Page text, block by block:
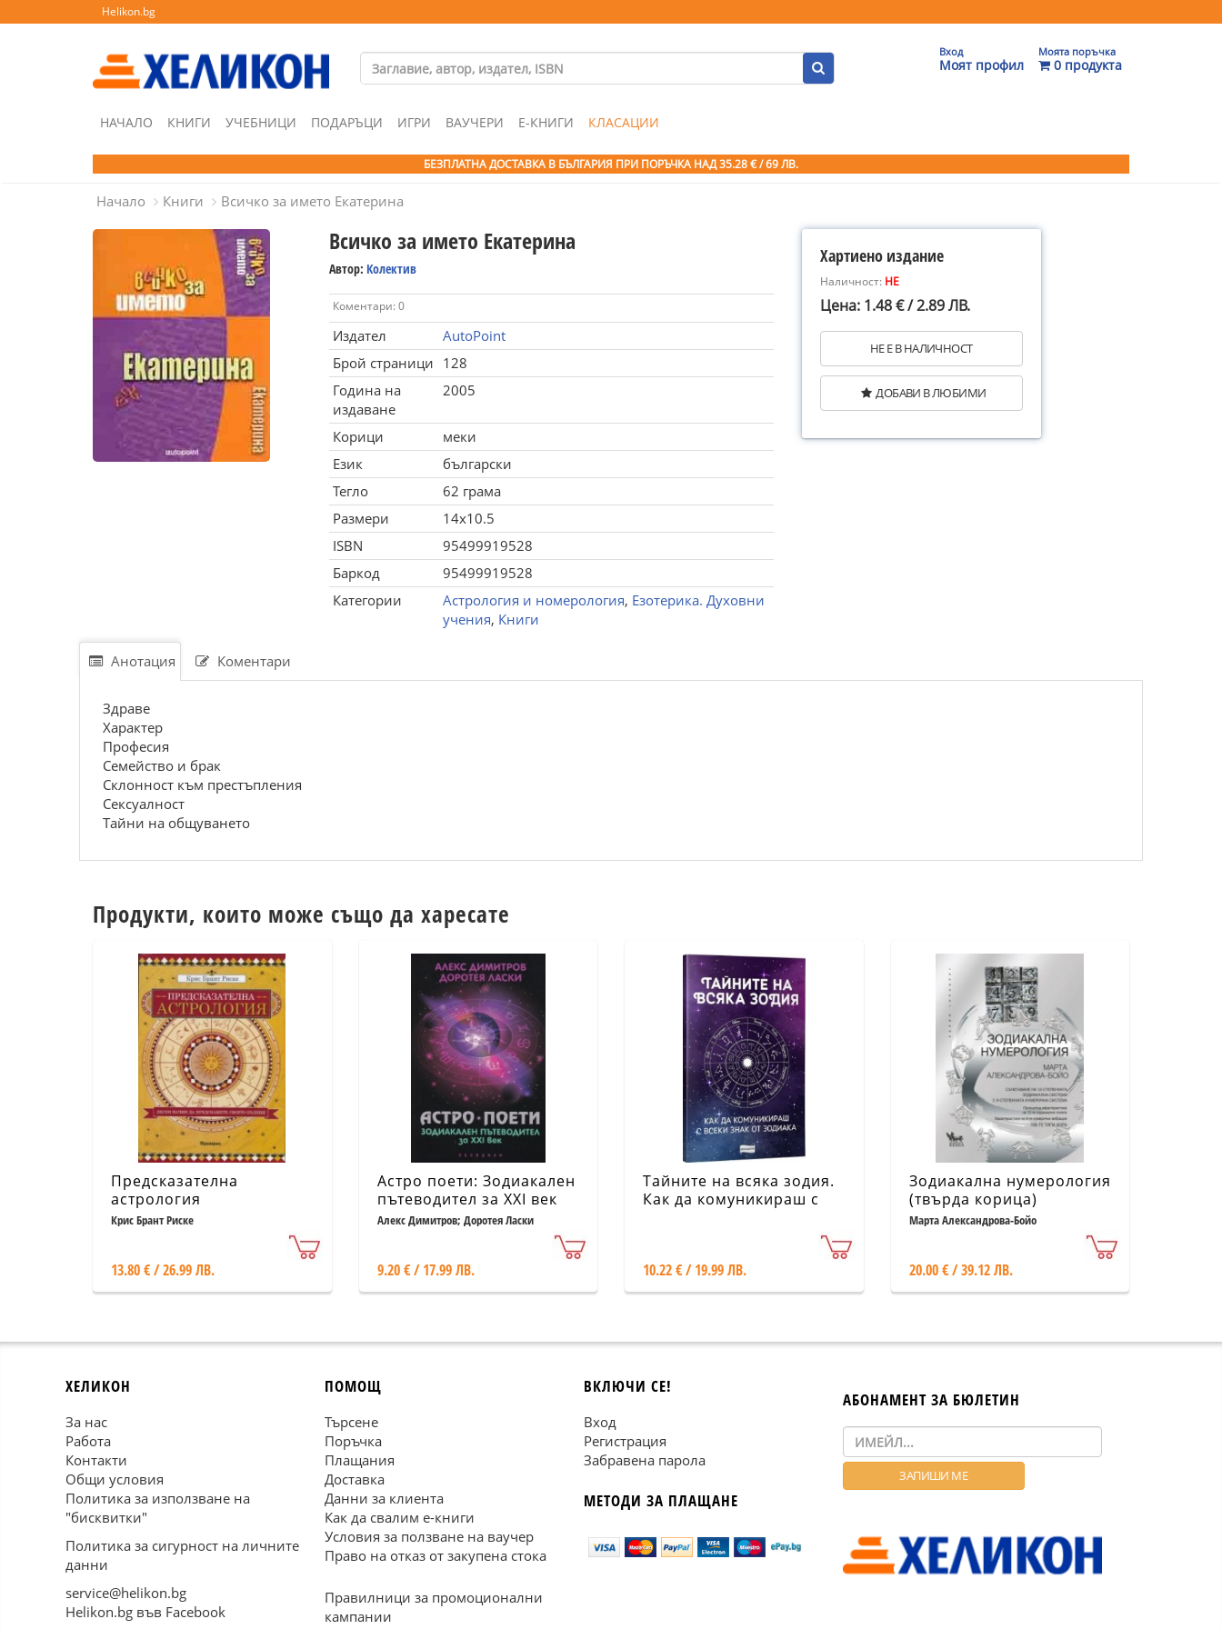
Helikon.bg
Вход
Моят профил
Моята поръчка
0 продукта
НАЧАЛО КНИГИ УЧЕБНИЦИ ПОДАРЪЦИ ИГРИ ВАУЧЕРИ Е-КНИГИ КЛАСАЦИИ
БЕЗПЛАТНА ДОСТАВКА В БЪЛГАРИЯ ПРИ ПОРЪЧКА НАД 35.28 € / 69 ЛВ.
Начало Книги Всичко за името Екатерина
Всичко за името Екатерина
Автор: Колектив
Коментари: 0
Издател
AutoPoint
Брой страници 128
Година на
издаване
2005
Корици
меки
Език
български
Тегло
62 грама
Размери
14x10.5
ISBN
95499919528
Баркод
95499919528
Категории
Астрология и номерология, Езотерика. Духовни
учения, Книги
Хартиено издание
Наличност: НЕ
Цена: 1.48 € / 2.89 ЛВ.
НЕ Е В НАЛИЧНОСТ
ДОБАВИ В ЛЮБИМИ
Анотация Коментари
Здраве
Характер
Професия
Семейство и брак
Склонност към престъпления
Сексуалност
Тайни на общуването
Продукти, които може също да харесате
Предсказателна
астрология
Крис Брант Риске
13.80 € / 26.99 ЛВ.
Астро поети: Зодиакален
пътеводител за XXI век
Алекс Димитров; Доротея Ласки
9.20 € / 17.99 ЛВ.
Тайните на всяка зодия.
Как да комуникираш с
10.22 € / 19.99 ЛВ.
Зодиакална нумерология
(твърда корица)
Марта Александрова-Бойо
20.00 € / 39.12 ЛВ.
ХЕЛИКОН
За нас
Работа
Контакти
Общи условия
Политика за използване на
"бисквитки"
Политика за сигурност на личните
данни
service@helikon.bg
Helikon.bg във Facebook
ПОМОЩ
Търсене
Поръчка
Плащания
Доставка
Данни за клиента
Как да свалим е-книги
Условия за ползване на ваучер
Право на отказ от закупена стока
Правилници за промоционални
кампании
ВКЛЮЧИ СЕ!
Вход
Регистрация
Забравена парола
МЕТОДИ ЗА ПЛАЩАНЕ
АБОНАМЕНТ ЗА БЮЛЕТИН